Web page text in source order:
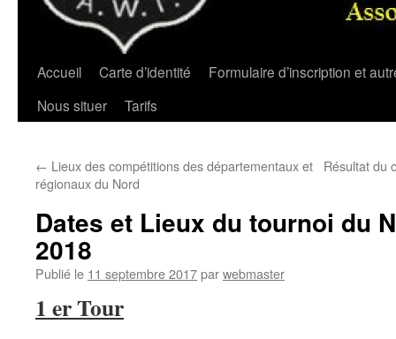
Accueil Carte d’identité
Formulaire d’inscription et
Nous situer
Tarifs
← Lieux des compétitions des départementaux et
régionaux du Nord
Résultat du
Dates et Lieux du tournoi du
2018
Publié le 11 septembre 2017parwebmaster
1 er Tour